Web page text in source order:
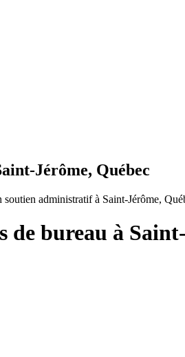
Jérôme, Québec
administratif à Saint-Jérôme,
bureau à